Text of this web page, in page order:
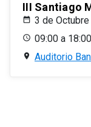
III Santiago
3 de
09:00 a 18:00
Auditorio